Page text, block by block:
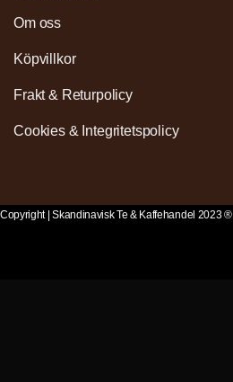
Om oss
Köpvillkor
Frakt & Returpolicy
Cookies & Integritetspolicy
Copyright | Skandinavisk Te & Kaffehandel 2023 ®